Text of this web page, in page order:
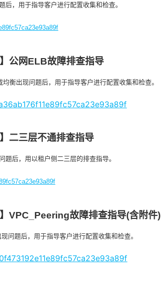
后，用于指导客户进行配置收集和检查。
公网ELB故障排查指导
衡出现问题后，用于指导客户进行配置收集和检查。
二三层不通排查指导
题后，用以租户侧二三层的排查指导。
VPC_Peering故障排查指导(含附件)
问题后，用于指导客户进行配置收集和检查。